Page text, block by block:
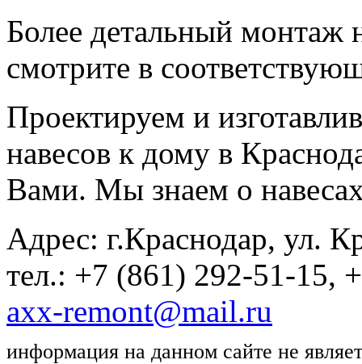
Более детальный монтаж
смотрите в
Проектируем и
навесов к дому в
Вами. Мы знаем о
Адрес: г.Краснодар, ул.
тел.: +7 (861) 292-51-15,
axx-remont@mail.ru
информация на данном сайте не